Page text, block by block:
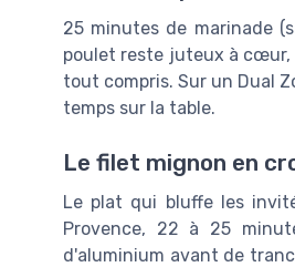
25 minutes de marinade
poulet reste juteux à cœur,
tout compris. Sur un Dual
temps sur la table.
Le filet mignon en
Le plat qui bluffe les
Provence, 22 à 25
d'aluminium avant de